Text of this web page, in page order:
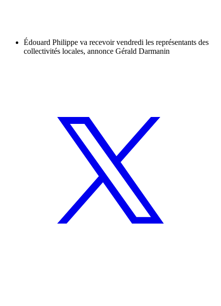
Édouard Philippe va recevoir vendredi les représentants des
collectivités locales, annonce Gérald Darmanin